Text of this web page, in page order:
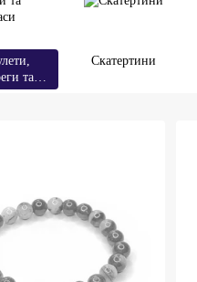
та
Скатертини